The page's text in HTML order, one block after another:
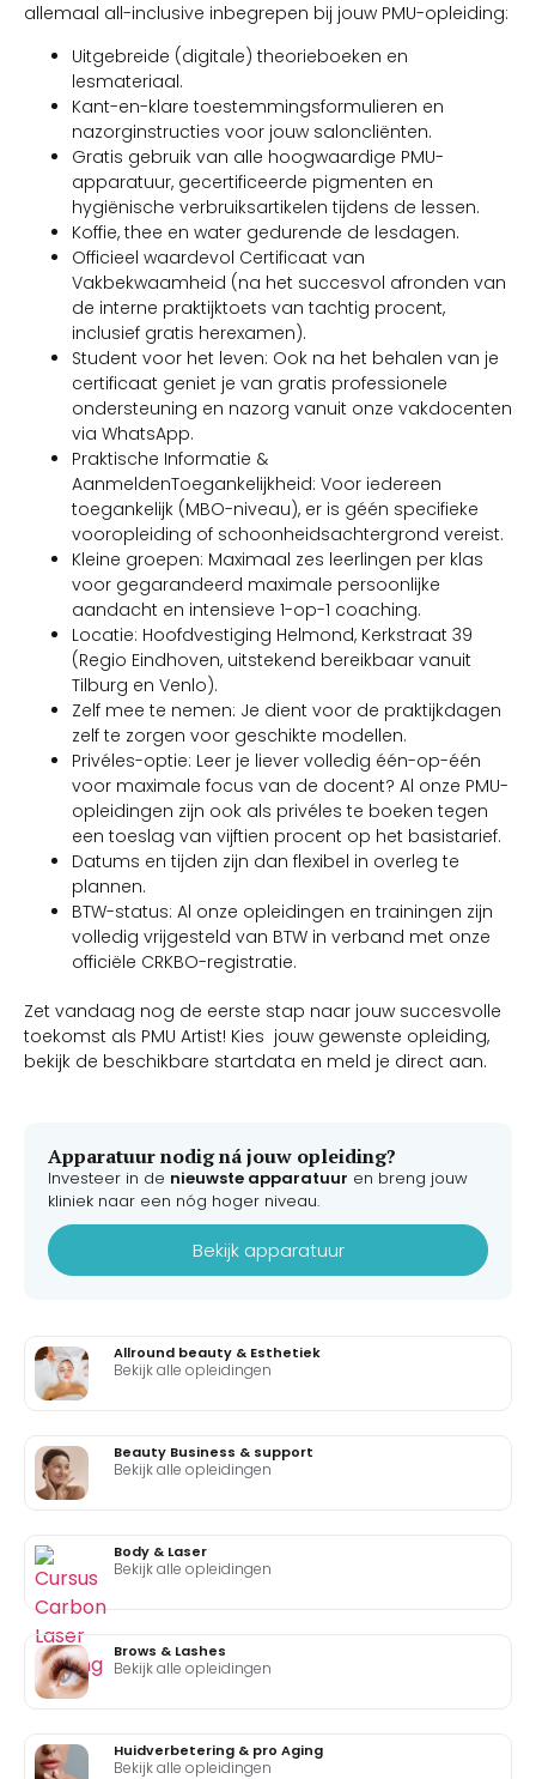
Apparatuur nodig ná jouw opleiding?
Investeer in de nieuwste apparatuur en breng jouw
kliniek naar een nóg hoger niveau.
Bekijk apparatuur
Allround beauty & Esthetiek
Bekijk alle opleidingen
Beauty Business & support
Bekijk alle opleidingen
Body & Laser
Bekijk alle opleidingen
Brows & Lashes
Bekijk alle opleidingen
Huidverbetering & pro Aging
Bekijk alle opleidingen
allemaal all-inclusive inbegrepen bij jouw PMU-opleiding:
Uitgebreide (digitale) theorieboeken en
lesmateriaal.
Kant-en-klare toestemmingsformulieren en
nazorginstructies voor jouw saloncliënten.
Gratis gebruik van alle hoogwaardige PMU-
apparatuur, gecertificeerde pigmenten en
hygiënische verbruiksartikelen tijdens de lessen.
Koffie, thee en water gedurende de lesdagen.
Officieel waardevol Certificaat van
Vakbekwaamheid (na het succesvol afronden van
de interne praktijktoets van tachtig procent,
inclusief gratis herexamen).
Student voor het leven: Ook na het behalen van je
certificaat geniet je van gratis professionele
ondersteuning en nazorg vanuit onze vakdocenten
via WhatsApp.
Praktische Informatie &
AanmeldenToegankelijkheid: Voor iedereen
toegankelijk (MBO-niveau), er is géén specifieke
vooropleiding of schoonheidsachtergrond vereist.
Kleine groepen: Maximaal zes leerlingen per klas
voor gegarandeerd maximale persoonlijke
aandacht en intensieve 1-op-1 coaching.
Locatie: Hoofdvestiging Helmond, Kerkstraat 39
(Regio Eindhoven, uitstekend bereikbaar vanuit
Tilburg en Venlo).
Zelf mee te nemen: Je dient voor de praktijkdagen
zelf te zorgen voor geschikte modellen.
Privéles-optie: Leer je liever volledig één-op-één
voor maximale focus van de docent? Al onze PMU-
opleidingen zijn ook als privéles te boeken tegen
een toeslag van vijftien procent op het basistarief.
Datums en tijden zijn dan flexibel in overleg te
plannen.
BTW-status: Al onze opleidingen en trainingen zijn
volledig vrijgesteld van BTW in verband met onze
officiële CRKBO-registratie.
Zet vandaag nog de eerste stap naar jouw succesvolle
toekomst als PMU Artist! Kies jouw gewenste opleiding,
bekijk de beschikbare startdata en meld je direct aan.